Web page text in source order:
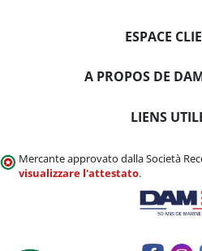
ESPACE
A PROPOS DE
LIENS
Mercante approvato dalla Società
visualizzare l'attestato.